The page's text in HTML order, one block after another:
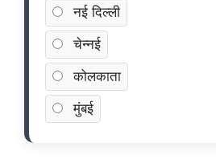
नई दिल्ली
चेन्नई
कोलकाता
मुंबई